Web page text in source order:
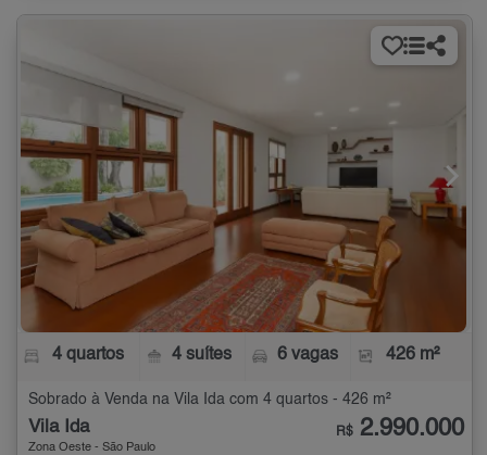
4 quartos 4 suítes 6 vagas 426 m²
Sobrado à Venda na Vila Ida com 4 quartos - 426 m²
Vila Ida
Zona Oeste - São Paulo
R$ 2.990.000